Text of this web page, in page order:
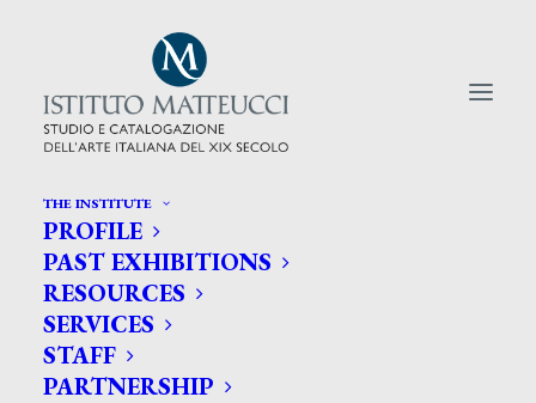
THE INSTITUTE
PROFILE
PAST EXHIBITIONS
RESOURCES
SERVICES
STAFF
PARTNERSHIP
CERCA TRA GLI ARTISTI:
Search
for: